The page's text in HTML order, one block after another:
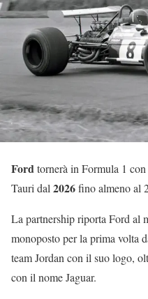
Fordtornerà in Formula 1
Tauri dal 2026fino almeno al
La partnership riporta Ford al
monoposto per la prima volta
team Jordan con il suo logo,
con il nome Jaguar.